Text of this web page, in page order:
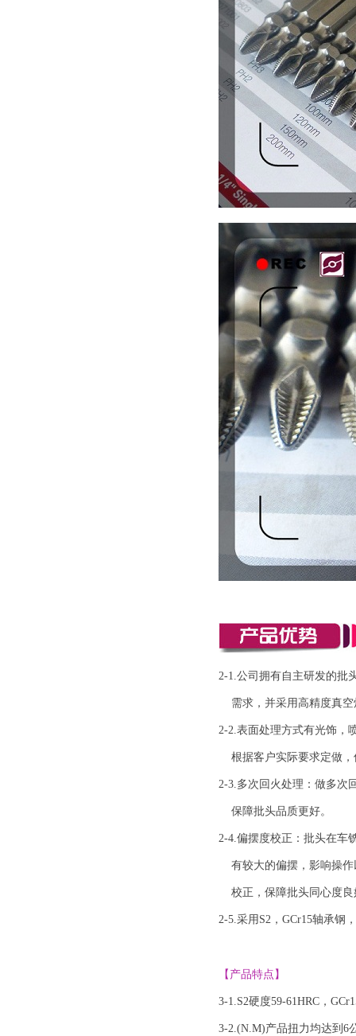
2-1.公司拥有自主研发的批
需求，并采用高精度真空
2-2.表面处理方式有光饰，
根据客户实际要求定做，
2-3.多次回火处理：做多次
保障批头品质更好。
2-4.偏摆度校正：批头在车
有较大的偏摆，影响操作
校正，保障批头同心度良
2-5.采用S2，GCr15轴承钢
【产品特点】
3-1.S2硬度59-61HRC，
3-2.(N.m)产品扭力均达到6